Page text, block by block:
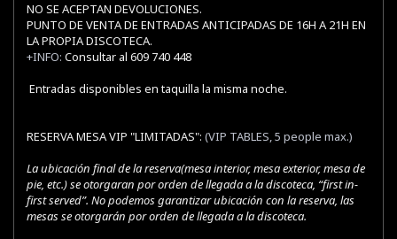
NO SE ACEPTAN DEVOLUCIONES.
PUNTO DE VENTA DE ENTRADAS ANTICIPADAS DE 16H A 21H EN
LA PROPIA DISCOTECA.
+INFO: Consultar al 609 740 448
Entradas disponibles en taquilla la misma noche.
RESERVA MESA VIP "LIMITADAS": (VIP TABLES, 5 people max.)
La ubicación final de la reserva(mesa interior, mesa exterior, mesa de
pie, etc.) se otorgaran por orden de llegada a la discoteca, “first in-
first served”. No podemos garantizar ubicación con la reserva, las
mesas se otorgarán por orden de llegada a la discoteca.